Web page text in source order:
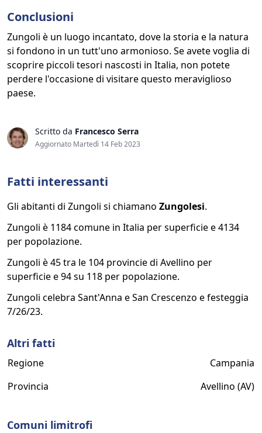
Conclusioni
Zungoli è un luogo incantato, dove la storia e la natura
si fondono in un tutt'uno armonioso. Se avete voglia di
scoprire piccoli tesori nascosti in Italia, non potete
perdere l'occasione di visitare questo meraviglioso
paese.
Scritto da Francesco Serra
Aggiornato Martedì 14 Feb 2023
Fatti interessanti
Gli abitanti di Zungoli si chiamano Zungolesi.
Zungoli è 1184 comune in Italia per superficie e 4134
per popolazione.
Zungoli è 45 tra le 104 provincie di Avellino per
superficie e 94 su 118 per popolazione.
Zungoli celebra Sant'Anna e San Crescenzo e festeggia
7/26/23.
Altri fatti
Regione
Campania
Provincia
Avellino (AV)
Comuni limitrofi